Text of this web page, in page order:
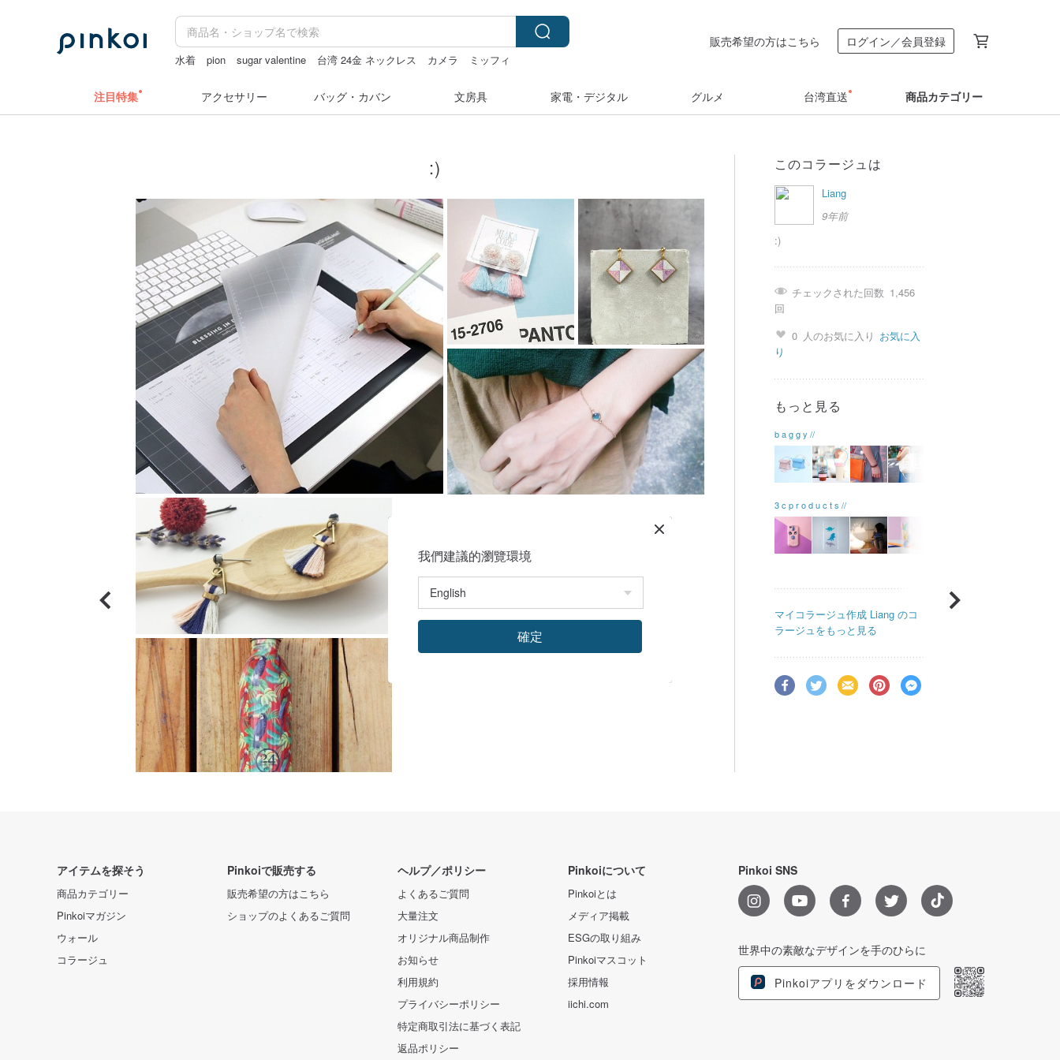
水着 pion sugar valentine 台湾 24金 ネックレス カメラ
ミッフィ
販売希望の方はこちら ログイン／会員登録
注目特集 アクセサリー バッグ・カバン 文房具 家電・デジタル グルメ 台湾直送 商品カテゴリー
:) このコラージュは
Liang
9年前
:)
チェックされた回数 1,456
回
0 人のお気に入り お気に入
り
もっと見る
b a g g y //
3 c p r o d u c t s //
マイコラージュ作成 Liang のコ
ラージュをもっと見る
アイテムを探そう
商品カテゴリー
Pinkoiマガジン
ウォール
コラージュ
Pinkoiで販売する
販売希望の方はこちら
ショップのよくあるご質問
ヘルプ／ポリシー
よくあるご質問
大量注文
オリジナル商品制作
お知らせ
利用規約
プライバシーポリシー
特定商取引法に基づく表記
返品ポリシー
Pinkoiについて
Pinkoiとは
メディア掲載
ESGの取り組み
Pinkoiマスコット
採用情報
iichi.com
Pinkoi SNS
世界中の素敵なデザインを手のひらに
Pinkoiアプリをダウンロード
我們建議的瀏覽環境
確定